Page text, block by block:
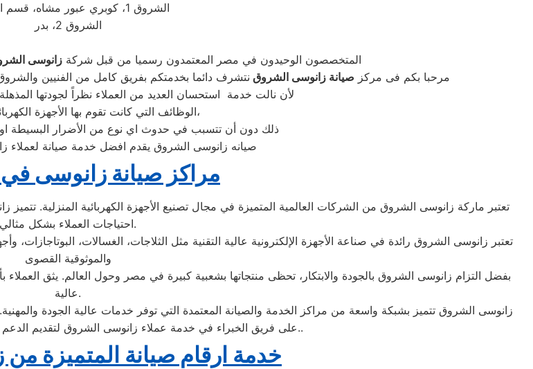
الشروق 1، كوبري عبور مشاه، قسم الشروق
الشروق 2، بدر
المتخصصون الوحيدون في مصر المعتمدون رسميا من قبل شركة زانوسى
مرحبا بكم فى مركز صيانة زانوسى الشروق نتشرف دائما بخدمتكم بفريق كامل من الفنيين
لأن نالت خدمة استحسان العديد من العملاء نظراً لجودتها
الوظائف التي كانت تقوم بها الأجهزة الكهربائية في السابق،
ذلك دون أن تتسبب في حدوث اي نوع من الأضرار البسيطة او
صيانه زانوسى الشروق يقدم افضل خدمة صيانة لعملاء زانوسى علي
مراكز صيانة زانوسى
تعتبر ماركة زانوسى الشروق من الشركات العالمية المتميزة في مجال تصنيع الأجهزة الكهربائية المنزلية. تتميز
احتياجات العملاء بشكل مثالي.
تعتبر زانوسى الشروق رائدة في صناعة الأجهزة الإلكترونية عالية التقنية مثل الثلاجات، الغسالات،
والموثوقية القصوى
بفضل التزام زانوسى الشروق بالجودة والابتكار، تحظى منتجاتها بشعبية كبيرة في مصر وحول العالم. يثق العملاء
عالية.
زانوسى الشروق تتميز بشبكة واسعة من مراكز الخدمة والصيانة المعتمدة التي توفر خدمات عالية الجودة
على فريق الخبراء في خدمة عملاء زانوسى الشروق لتقديم الدعم الفني اللازم بكفاءة واحترافية قصوى..
خدمة ارقام صيانة المتميزة